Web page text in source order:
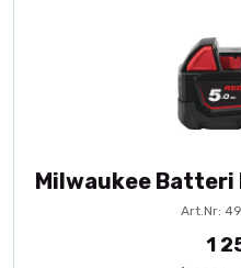
Milwaukee Batteri
Art.Nr:
1